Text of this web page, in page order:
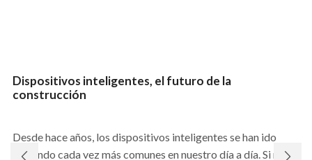
Dispositivos inteligentes, el futuro de la
construcción
Desde hace años, los dispositivos inteligentes se han ido
haciendo cada vez más comunes en nuestro día a día. Si nos